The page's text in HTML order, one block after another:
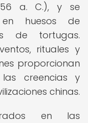
a. C.), y se
huesos de
de tortugas.
rituales y
proporcionan
creencias y
chinas.
en las